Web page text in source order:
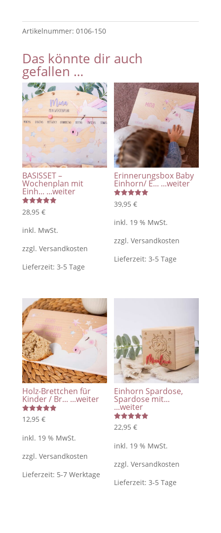
mit
Name
Geschenk
zur
Geburt
/
Messlatte
mit
Einhorn
Muster/
Kinderzimmer
Messlatte
personalisiert
Menge
Artikelnummer: 0106-150
Das könnte dir auch
gefallen …
BASISSET –
Wochenplan mit
Einh... ...weiter
Bewertet
mit
von 5
28,95 €
inkl. MwSt.
zzgl. Versandkosten
Lieferzeit: 3-5 Tage
Erinnerungsbox Baby
Einhorn/ E... ...weiter
Bewertet
mit
von 5
39,95€
inkl. 19 % MwSt.
zzgl.Versandkosten
Lieferzeit:3-5 Tage
Holz-Brettchen für
Kinder / Br... ...weiter
Bewertet
mit
von 5
12,95 €
inkl. 19 % MwSt.
zzgl. Versandkosten
Lieferzeit: 5-7 Werktage
Einhorn Spardose,
Spardose mit...
...weiter
Bewertet
mit
von 5
22,95€
inkl. 19 % MwSt.
zzgl.Versandkosten
Lieferzeit:3-5 Tage